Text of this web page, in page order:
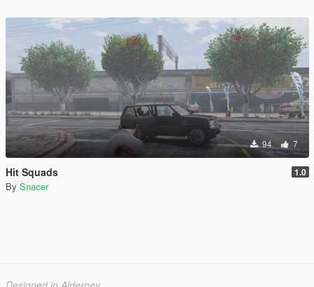
94 7
Hit Squads 1.0
By Snacer